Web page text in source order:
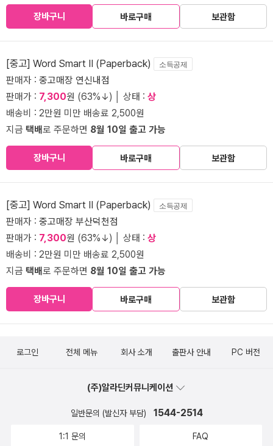
장바구니 바로구매 보관함
[중고] Word Smart II (Paperback) 소득공제
판매자 : 중고매장 연신내점
판매가 : 7,300원 (63%↓) │ 상태 : 상
배송비 : 2만원 미만 배송료 2,500원
지금 택배로 주문하면 8월 10일 출고 가능
장바구니 바로구매 보관함
[중고] Word Smart II (Paperback) 소득공제
판매자 : 중고매장 부산덕천점
판매가 : 7,300원 (63%↓) │ 상태 : 상
배송비 : 2만원 미만 배송료 2,500원
지금 택배로 주문하면 8월 10일 출고 가능
장바구니 바로구매 보관함
로그인 전체 메뉴 회사 소개 출판사 안내 PC 버전
(주)알라딘커뮤니케이션
일반문의 (발신자 부담) 1544-2514
1:1 문의 FAQ